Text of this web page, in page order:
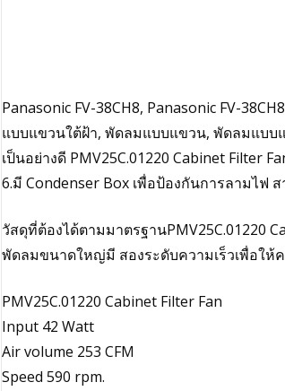
Panasonic FV-38CH8, Panasonic FV-
แบบแขวนใต้ฝ้า, พัดลมแบบแขวน, พัดลมแบบ
เป็นอย่างดี PMV25C.01220 Cabinet Filter
6.มี Condenser Box เพื่อป้องกันการลามไฟ
วัสดุที่ต้องได้ตามมาตรฐานPMV25C.01220
พัดลมขนาดใหญ่มี สองระดับความเร็วเพื่อให้
PMV25C.01220 Cabinet Filter Fan
Input 42 Watt
Air volume 253 CFM
Speed 590 rpm.